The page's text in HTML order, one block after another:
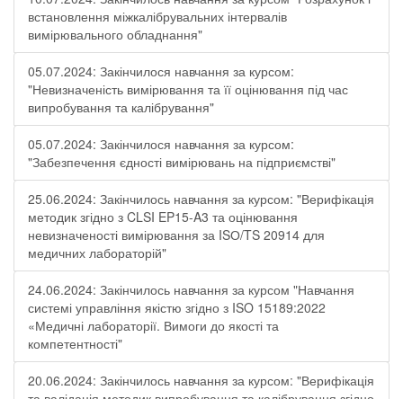
встановлення міжкалібрувальних інтервалів
вимірювального обладнання"
05.07.2024: Закінчилося навчання за курсом:
"Невизначеність вимірювання та її оцінювання під час
випробування та калібрування"
05.07.2024: Закінчилося навчання за курсом:
"Забезпечення єдності вимірювань на підприємстві"
25.06.2024: Закінчилось навчання за курсом: "Верифікація
методик згідно з CLSI EP15-A3 та оцінювання
невизначеності вимірювання за ISО/TS 20914 для
медичних лабораторій"
24.06.2024: Закінчилось навчання за курсом "Навчання
системі управління якістю згідно з ISO 15189:2022
«Медичні лабораторії. Вимоги до якості та
компетентності"
20.06.2024: Закінчилось навчання за курсом: "Верифікація